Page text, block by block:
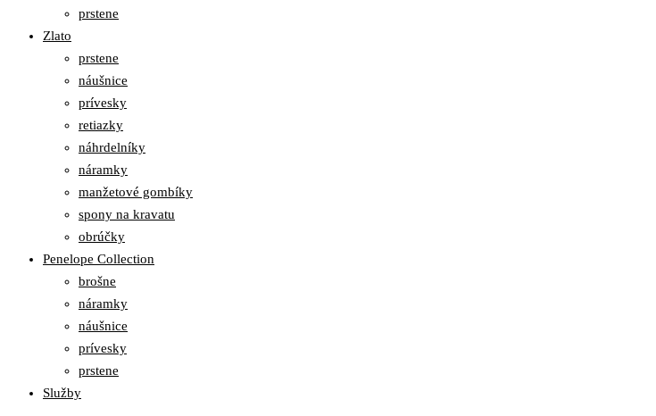
prstene
Zlato
prstene
náušnice
prívesky
retiazky
náhrdelníky
náramky
manžetové gombíky
spony na kravatu
obrúčky
Penelope Collection
brošne
náramky
náušnice
prívesky
prstene
Služby